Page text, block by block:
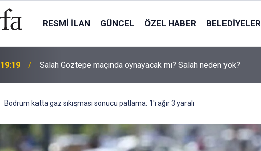
RESMI İLAN GÜNCEL ÖZEL HABER BELEDIYELER
19:19 Salah Göztepe maçında oynayacak mı? Salah neden yok?
Bodrum katta gaz sıkışması sonucu patlama: 1'i ağır 3 yaralı